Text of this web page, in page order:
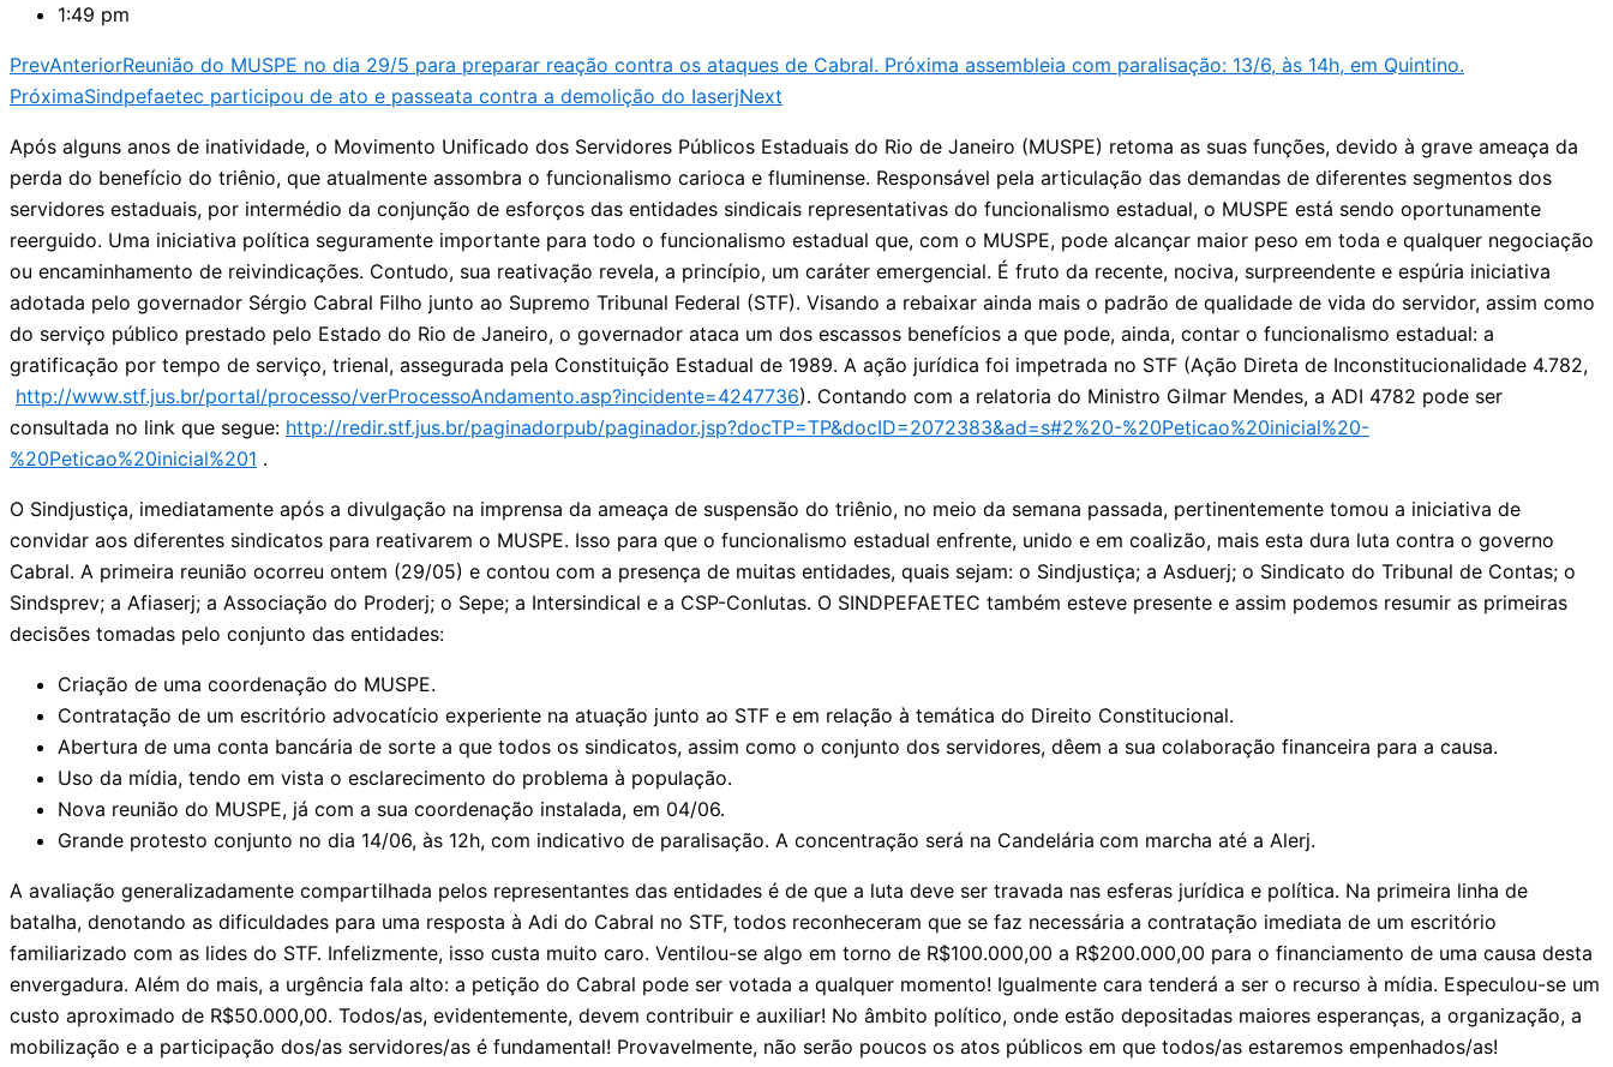
1:49 pm
PrevAnteriorReunião do MUSPE no dia 29/5 para preparar reação contra os ataques de Cabral. Próxima assembleia com paralisação: 13/6, às 14h, em Quintino.
PróximaSindpefaetec participou de ato e passeata contra a demolição do IaserjNext
Após alguns anos de inatividade, o Movimento Unificado dos Servidores Públicos Estaduais do Rio de Janeiro (MUSPE) retoma as suas funções, devido à grave ameaça da
perda do benefício do triênio, que atualmente assombra o funcionalismo carioca e fluminense. Responsável pela articulação das demandas de diferentes segmentos dos
servidores estaduais, por intermédio da conjunção de esforços das entidades sindicais representativas do funcionalismo estadual, o MUSPE está sendo oportunamente
reerguido. Uma iniciativa política seguramente importante para todo o funcionalismo estadual que, com o MUSPE, pode alcançar maior peso em toda e qualquer negociação
ou encaminhamento de reivindicações. Contudo, sua reativação revela, a princípio, um caráter emergencial. É fruto da recente, nociva, surpreendente e espúria iniciativa
adotada pelo governador Sérgio Cabral Filho junto ao Supremo Tribunal Federal (STF). Visando a rebaixar ainda mais o padrão de qualidade de vida do servidor, assim como
do serviço público prestado pelo Estado do Rio de Janeiro, o governador ataca um dos escassos benefícios a que pode, ainda, contar o funcionalismo estadual: a
gratificação por tempo de serviço, trienal, assegurada pela Constituição Estadual de 1989. A ação jurídica foi impetrada no STF (Ação Direta de Inconstitucionalidade 4.782,
http://www.stf.jus.br/portal/processo/verProcessoAndamento.asp?incidente=4247736). Contando com a relatoria do Ministro Gilmar Mendes, a ADI 4782 pode ser
consultada no link que segue: http://redir.stf.jus.br/paginadorpub/paginador.jsp?docTP=TP&docID=2072383&ad=s#2%20-%20Peticao%20inicial%20-
%20Peticao%20inicial%201 .
O Sindjustiça, imediatamente após a divulgação na imprensa da ameaça de suspensão do triênio, no meio da semana passada, pertinentemente tomou a iniciativa de
convidar aos diferentes sindicatos para reativarem o MUSPE. Isso para que o funcionalismo estadual enfrente, unido e em coalizão, mais esta dura luta contra o governo
Cabral. A primeira reunião ocorreu ontem (29/05) e contou com a presença de muitas entidades, quais sejam: o Sindjustiça; a Asduerj; o Sindicato do Tribunal de Contas; o
Sindsprev; a Afiaserj; a Associação do Proderj; o Sepe; a Intersindical e a CSP-Conlutas. O SINDPEFAETEC também esteve presente e assim podemos resumir as primeiras
decisões tomadas pelo conjunto das entidades:
Criação de uma coordenação do MUSPE.
Contratação de um escritório advocatício experiente na atuação junto ao STF e em relação à temática do Direito Constitucional.
Abertura de uma conta bancária de sorte a que todos os sindicatos, assim como o conjunto dos servidores, dêem a sua colaboração financeira para a causa.
Uso da mídia, tendo em vista o esclarecimento do problema à população.
Nova reunião do MUSPE, já com a sua coordenação instalada, em 04/06.
Grande protesto conjunto no dia 14/06, às 12h, com indicativo de paralisação. A concentração será na Candelária com marcha até a Alerj.
A avaliação generalizadamente compartilhada pelos representantes das entidades é de que a luta deve ser travada nas esferas jurídica e política. Na primeira linha de
batalha, denotando as dificuldades para uma resposta à Adi do Cabral no STF, todos reconheceram que se faz necessária a contratação imediata de um escritório
familiarizado com as lides do STF. Infelizmente, isso custa muito caro. Ventilou-se algo em torno de R$100.000,00 a R$200.000,00 para o financiamento de uma causa desta
envergadura. Além do mais, a urgência fala alto: a petição do Cabral pode ser votada a qualquer momento! Igualmente cara tenderá a ser o recurso à mídia. Especulou-se um
custo aproximado de R$50.000,00. Todos/as, evidentemente, devem contribuir e auxiliar! No âmbito político, onde estão depositadas maiores esperanças, a organização, a
mobilização e a participação dos/as servidores/as é fundamental! Provavelmente, não serão poucos os atos públicos em que todos/as estaremos empenhados/as!